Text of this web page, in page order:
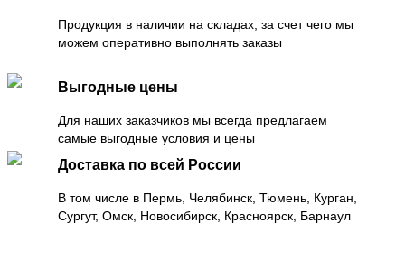
Продукция в наличии на складах, за счет чего мы
можем оперативно выполнять заказы
Выгодные цены
Для наших заказчиков мы всегда предлагаем
самые выгодные условия и цены
Доставка по всей России
В том числе в Пермь, Челябинск, Тюмень, Курган,
Сургут, Омск, Новосибирск, Красноярск, Барнаул